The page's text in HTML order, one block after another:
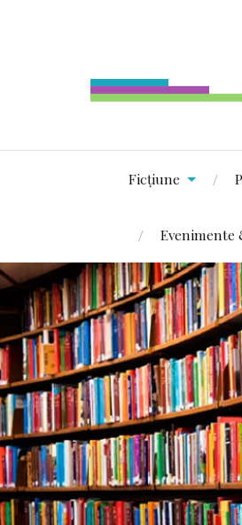
Ficțiune
Evenimente